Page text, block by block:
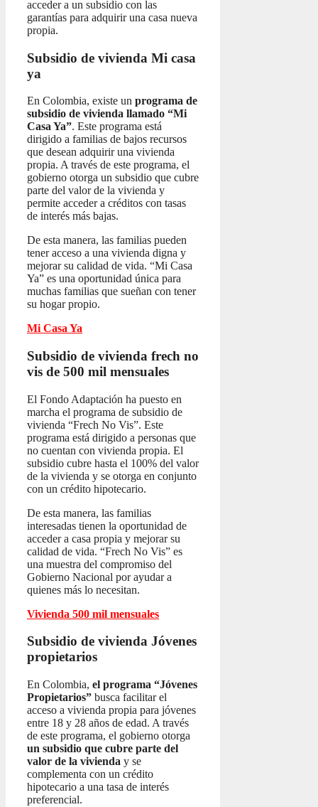
acceder a un subsidio con las
garantías para adquirir una casa nueva
propia.
Subsidio de vivienda Mi casa
ya
En Colombia, existe un programa de
subsidio de vivienda llamado “Mi
Casa Ya”. Este programa está
dirigido a familias de bajos recursos
que desean adquirir una vivienda
propia. A través de este programa, el
gobierno otorga un subsidio que cubre
parte del valor de la vivienda y
permite acceder a créditos con tasas
de interés más bajas.
De esta manera, las familias pueden
tener acceso a una vivienda digna y
mejorar su calidad de vida. “Mi Casa
Ya” es una oportunidad única para
muchas familias que sueñan con tener
su hogar propio.
Mi Casa Ya
Subsidio de vivienda frech no
vis de 500 mil mensuales
El Fondo Adaptación ha puesto en
marcha el programa de subsidio de
vivienda “Frech No Vis”. Este
programa está dirigido a personas que
no cuentan con vivienda propia. El
subsidio cubre hasta el 100% del valor
de la vivienda y se otorga en conjunto
con un crédito hipotecario.
De esta manera, las familias
interesadas tienen la oportunidad de
acceder a casa propia y mejorar su
calidad de vida. “Frech No Vis” es
una muestra del compromiso del
Gobierno Nacional por ayudar a
quienes más lo necesitan.
Vivienda 500 mil mensuales
Subsidio de vivienda Jóvenes
propietarios
En Colombia, el programa “Jóvenes
Propietarios” busca facilitar el
acceso a vivienda propia para jóvenes
entre 18 y 28 años de edad. A través
de este programa, el gobierno otorga
un subsidio que cubre parte del
valor de la vivienda y se
complementa con un crédito
hipotecario a una tasa de interés
preferencial.